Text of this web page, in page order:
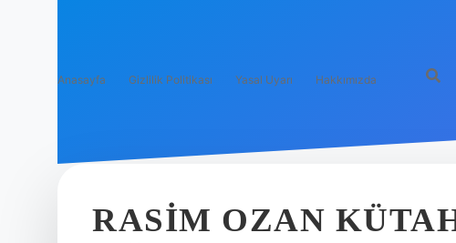
Anasayfa Gizlilik Politikası Yasal Uyarı Hakkımızda
RASIM OZAN